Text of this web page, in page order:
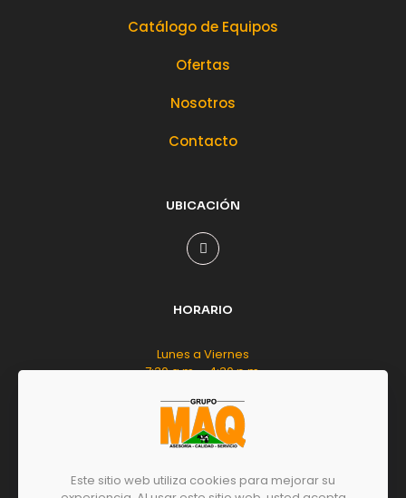
Catálogo de Equipos
Ofertas
Nosotros
Contacto
UBICACIÓN
HORARIO
Lunes a Viernes
7:30 a.m. - 4:30 p.m.
Sábado
8:00 a.m. - 12:00 m.d.
Este sitio web utiliza cookies para mejorar su